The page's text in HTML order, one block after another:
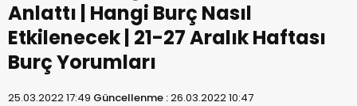
Anlattı | Hangi Burç Nasıl
Etkilenecek | 21-27 Aralık Haftası
Burç Yorumları
25.03.2022 17:49 Güncellenme :26.03.2022 10:47